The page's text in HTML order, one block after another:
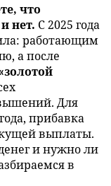
что
нет. С 2025 года
работающим
а после
Для
прибавка
выплаты.
и нужно ли
в